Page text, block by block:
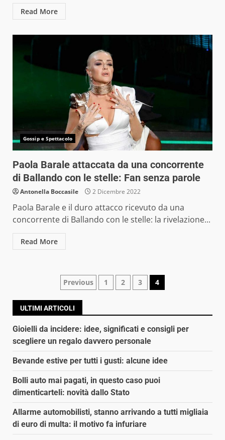
Read More
Gossip e Spettacolo
Paola Barale attaccata da una concorrente
di Ballando con le stelle: Fan senza parole
Antonella Boccasile 2 Dicembre 2022
Paola Barale e il duro attacco ricevuto da una
concorrente di Ballando con le stelle: la rivelazione...
Read More
Navigazione
articoli
Previous 1 2 3 4
ULTIMI ARTICOLI
Gioielli da incidere: idee, significati e consigli per
scegliere un regalo davvero personale
Bevande estive per tutti i gusti: alcune idee
Bolli auto mai pagati, in questo caso puoi
dimenticarteli: novità dallo Stato
Allarme automobilisti, stanno arrivando a tutti migliaia
di euro di multa: il motivo fa infuriare